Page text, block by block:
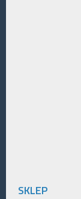
SKLEP